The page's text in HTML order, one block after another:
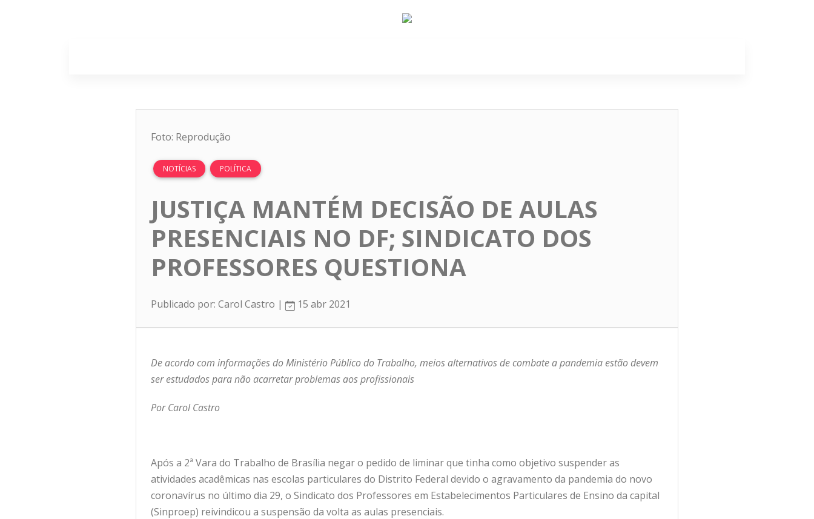
Foto: Reprodução
NOTÍCIAS POLÍTICA
JUSTIÇA MANTÉM DECISÃO DE AULAS
PRESENCIAIS NO DF; SINDICATO DOS
PROFESSORES QUESTIONA
Publicado por: Carol Castro | 15 abr 2021
De acordo com informações do Ministério Público do Trabalho, meios alternativos de combate a pandemia estão devem
ser estudados para não acarretar problemas aos profissionais
Por Carol Castro
Após a 2ª Vara do Trabalho de Brasília negar o pedido de liminar que tinha como objetivo suspender as
atividades acadêmicas nas escolas particulares do Distrito Federal devido o agravamento da pandemia do novo
coronavírus no último dia 29, o Sindicato dos Professores em Estabelecimentos Particulares de Ensino da capital
(Sinproep) reivindicou a suspensão da volta as aulas presenciais.